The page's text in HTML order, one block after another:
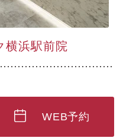
横浜駅前院
WEB予約